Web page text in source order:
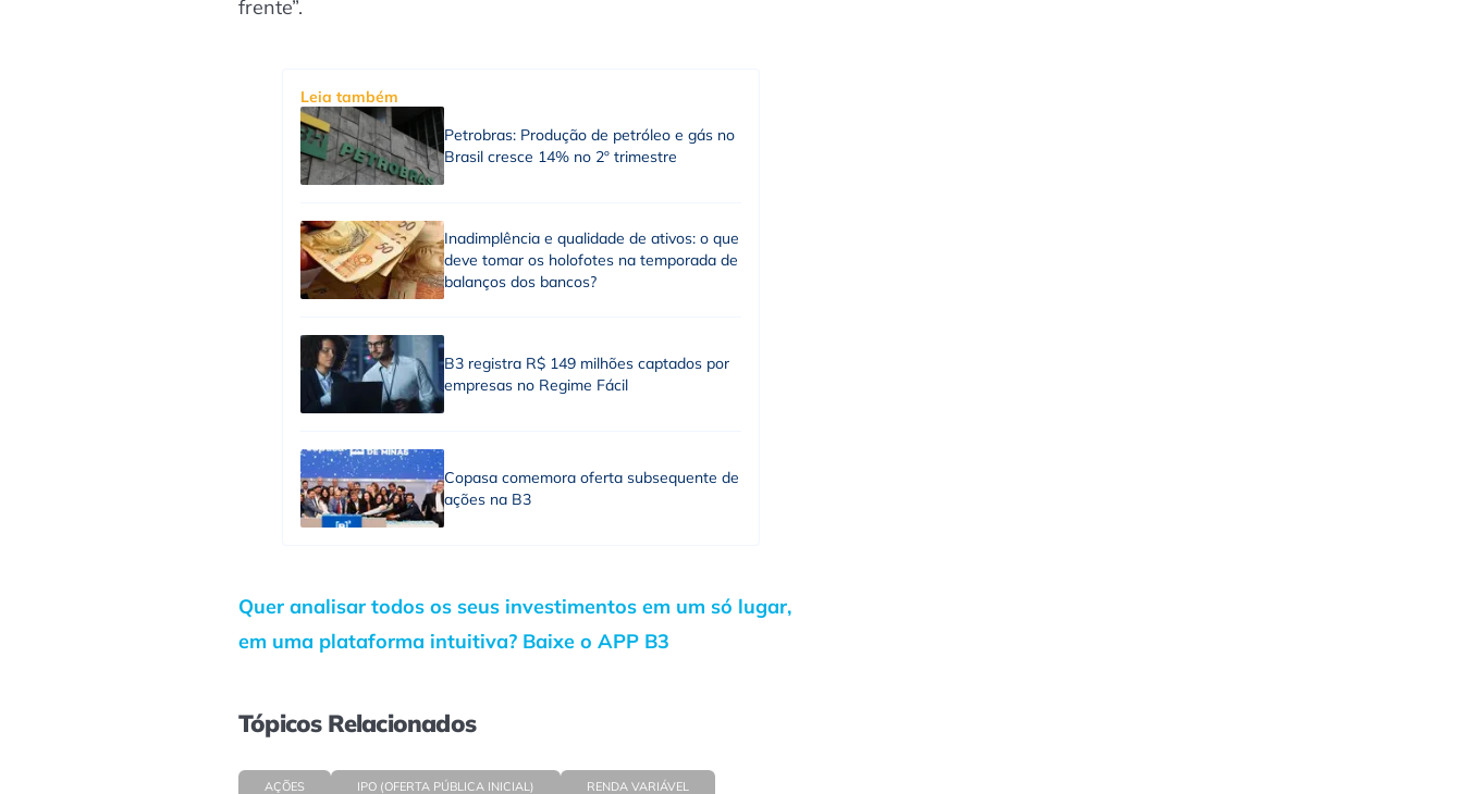
frente”.
Leia também
Petrobras: Produção de petróleo e gás no
Brasil cresce 14% no 2º trimestre
Inadimplência e qualidade de ativos: o que
deve tomar os holofotes na temporada de
balanços dos bancos?
B3 registra R$ 149 milhões captados por
empresas no Regime Fácil
Copasa comemora oferta subsequente de
ações na B3
Quer analisar todos os seus investimentos em um só lugar,
em uma plataforma intuitiva? Baixe o APP B3
Tópicos Relacionados
AÇÕES IPO (OFERTA PÚBLICA INICIAL) RENDA VARIÁVEL